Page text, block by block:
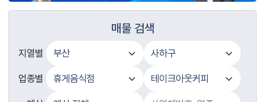
매물 검색
지열별
업종별